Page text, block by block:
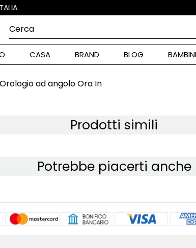
Cerca
CASA BRAND BLOG BAMBINI
Orologio ad angolo Ora In
Prodotti simili
Potrebbe piacerti anche
FREQUENTI
Lauren